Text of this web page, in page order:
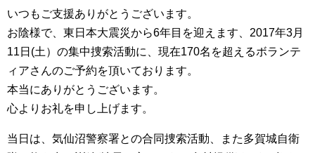
いつもご支援ありがとうございます。
お陰様で、東日本大震災から6年目を迎えます、2017年3月
11日(土）の集中捜索活動に、現在170名を超えるボランテ
ィアさんのご予約を頂いております。
本当にありがとうございます。
心よりお礼を申し上げます。
当日は、気仙沼警察署との合同捜索活動、また多賀城自衛
集中捜索活動の記録
ボランティア募集要項
ボランティアさん集合写真館
被災者支援活動【休止中】
港町の縫いっ娘ぶらぐ